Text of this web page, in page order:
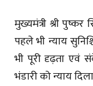
मुख्यमंत्री श्री पुष्कर
पहले भी न्याय
भी पूरी दृढ़ता एवं
भंडारी को न्याय